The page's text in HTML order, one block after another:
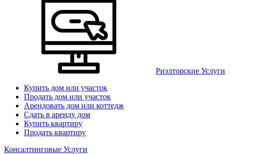
Риэлторские Услуги
Купить дом или участок
Продать дом или участок
Арендовать дом или коттедж
Сдать в аренду дом
Купить квартиру
Продать квартиру
Консалтинговые Услуги